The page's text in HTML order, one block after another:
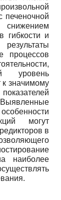
печеночной
гибкости и
процессов
уровень
к значимому
могут
в
наиболее